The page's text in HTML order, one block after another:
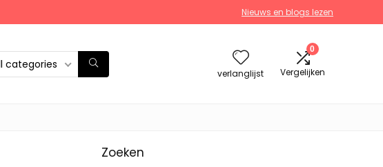
Nieuws en blogs lezen
categories
verlanglijst
0
Vergelijken
Zoeken